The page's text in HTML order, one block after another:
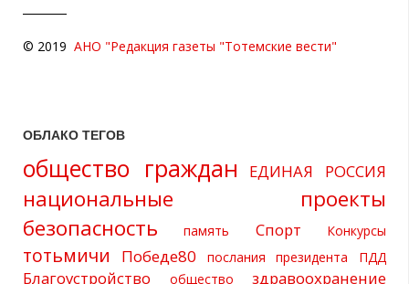
© 2019 АНО "Редакция газеты "Тотемские вести"
ОБЛАКО ТЕГОВ
общество граждан ЕДИНАЯ РОССИЯ
национальные проекты
безопасность
память Спорт Конкурсы
тотьмичи Победе80 послания президента ПДД
Благоустройство общество здравоохранение